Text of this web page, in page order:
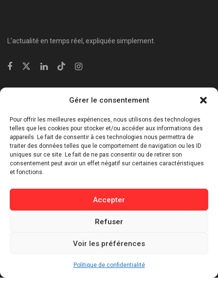
Gérer le consentement
Pour offrir les meilleures expériences, nous utilisons des technologies
telles que les cookies pour stocker et/ou accéder aux informations des
appareils. Le fait de consentir à ces technologies nous permettra de
traiter des données telles que le comportement de navigation ou les ID
uniques sur ce site. Le fait de ne pas consentir ou de retirer son
consentement peut avoir un effet négatif sur certaines caractéristiques
et fonctions.
Accepter
Refuser
Voir les préférences
Politique de confidentialité
L’actualité en temps réel, expliquée simplement.
Économie & Business
⁠Culture & Divertissement
⁠Tech & Innovation
Sport
Buzz / Insolite
Informations
Politique de cookies